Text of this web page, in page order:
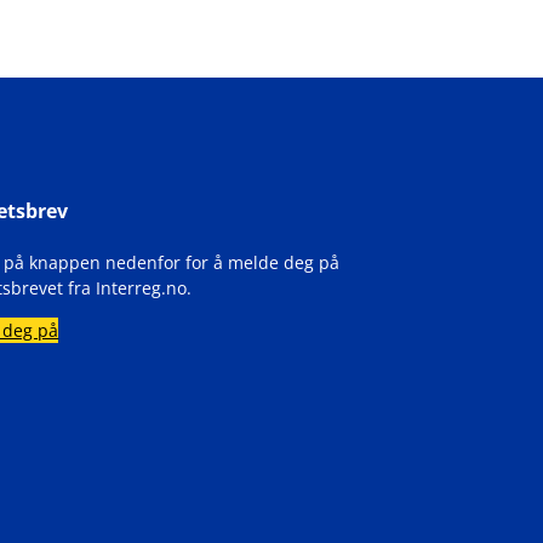
på knappen nedenfor for å melde deg på
fra Interreg.no.
på